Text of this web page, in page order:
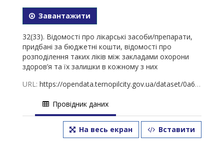
Завантажити
32(33). Відомості про лікарські засоби/препарати,
придбані за бюджетні кошти, відомості про
розподілення таких ліків між закладами охорони
здоров’я та їх залишки в кожному з них
URL: https://opendata.ternopilcity.gov.ua/dataset/0a699d36-424e-4edd-8d0d-83a3a12976a2/resource/bd3f7c03-0bef-47e7-abcc-b6a62af4e631/download/-.-01.05.2026.xlsx
Провідник даних
На весь екран Вставити